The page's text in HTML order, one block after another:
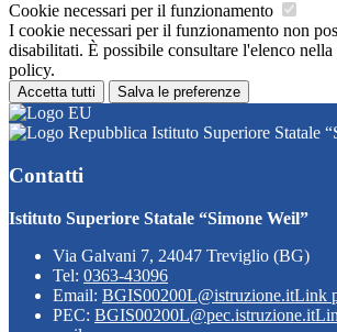
Cookie necessari per il funzionamento
I cookie necessari per il funzionamento non
disabilitati. È possibile consultare l'elenco
policy.
Accetta tutti Salva le preferenze
Istituto Superiore Statale
Contatti
Istituto Superiore Statale “Simone Weil”
Via Galvani 7, 24047 Treviglio (BG)
Tel: 0363-43096
Email: BGIS00200L@istruzione.itLink
PEC: BGIS00200L@pec.istruzione.it